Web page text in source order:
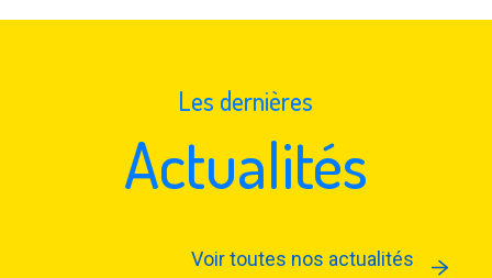
Les dernières
Actualités
Voir toutes nos actualités